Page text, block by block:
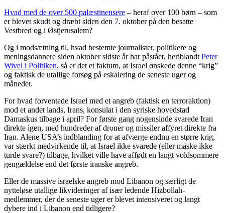
Hvad med de over 500 palæstinensere – heraf over 100 børn – som
er blevet skudt og dræbt siden den 7. oktober på den besatte
Vestbred og i Østjerusalem?
Og i modsætning til, hvad bestemte journalister, politikere og
meningsdannere siden oktober sidste år har påstået, heriblandt Peter
Wivel i Politiken, så er det et faktum, at Israel ønskede denne “krig”
og faktisk de utallige forsøg på eskalering de seneste uger og
måneder.
For hvad forventede Israel med et angreb (faktisk en terroraktion)
mod et andet lands, Irans, konsulat i den syriske hovedstad
Damaskus tilbage i april? For første gang nogensinde svarede Iran
direkte igen, med hundreder af droner og missiler affyret direkte fra
Iran. Alene USA’s indblanding for at afværge endnu en større krig,
var stærkt medvirkende til, at Israel ikke svarede (eller måske ikke
turde svare?) tilbage, hvilket ville have affødt en langt voldsommere
gengældelse end det første iranske angreb.
Eller de massive israelske angreb mod Libanon og særligt de
nytteløse utallige likvideringer af især ledende Hizbollah-
medlemmer, der de seneste uger er blevet intensiveret og langt
dybere ind i Libanon end tidligere?